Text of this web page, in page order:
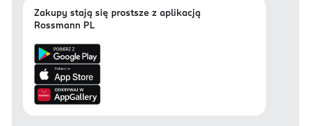
Zakupy stają się prostsze z aplikacją
Rossmann PL